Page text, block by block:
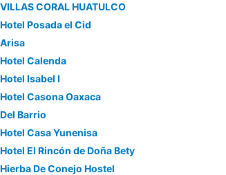
VILLAS CORAL HUATULCO
Hotel Posada el Cid
Arisa
Hotel Calenda
Hotel Isabel I
Hotel Casona Oaxaca
Del Barrio
Hotel Casa Yunenisa
Hotel El Rincón de Doña Bety
Hierba De Conejo Hostel